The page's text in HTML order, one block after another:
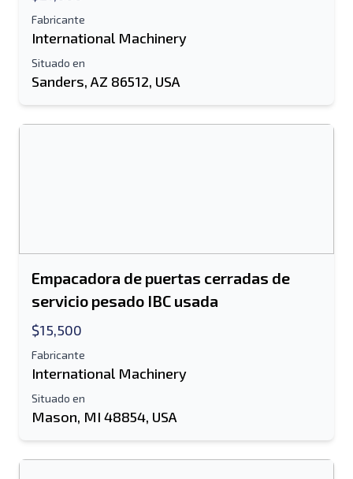
Fabricante
International Machinery
Situado en
Sanders, AZ 86512, USA
Empacadora de puertas cerradas de
servicio pesado IBC usada
$15,500
Fabricante
International Machinery
Situado en
Mason, MI 48854, USA